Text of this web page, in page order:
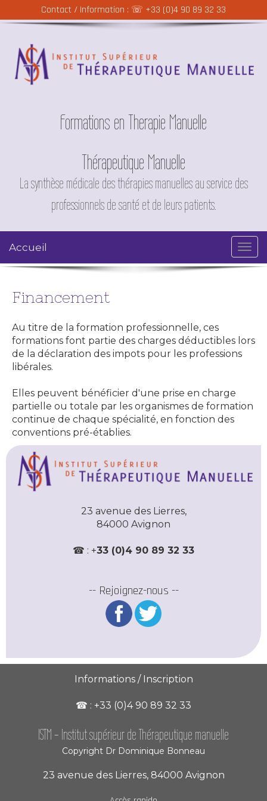
Contact / Information : ☏ +33 (0)4 90 89 32 33
Formations en Therapie Manuelle
Thérapeutique Manuelle
La synthèse médicale des thérapies manuelles au service des
professionnels de santé et de leurs patients.
Accueil
Financement
Au titre de la formation professionnelle, ces
formations font partie des charges déductibles lors
de la déclaration des impots pour les professions
libérales.
Elles peuvent bénéficier d'une prise en charge
partielle ou totale par les organismes de formation
continue de chaque spécialité, en fonction des
conventions pré-établies.
23 avenue des Lierres,
84000 Avignon
☎ : +33 (0)4 90 89 32 33
-- Rejoignez-nous --
Informations / Inscription
☎︎ : +33 (0)4 90 89 32 33
ISTM - Institut supérieur de Thérapeutique manuelle
Copyright Dr Dominique Bonneau
23 avenue des Lierres, 84000 Avignon